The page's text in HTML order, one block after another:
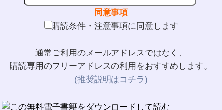
同意事項
購読条件・注意事項に同意します
通常ご利用のメールアドレスではなく、
購読専用のフリーアドレスの利用をおすすめします。
(推奨説明はコチラ)